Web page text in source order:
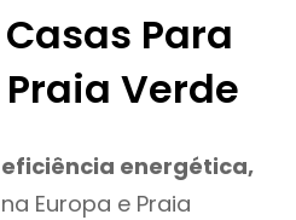
Para
Verde
eficiência energética,
na Europa e Praia